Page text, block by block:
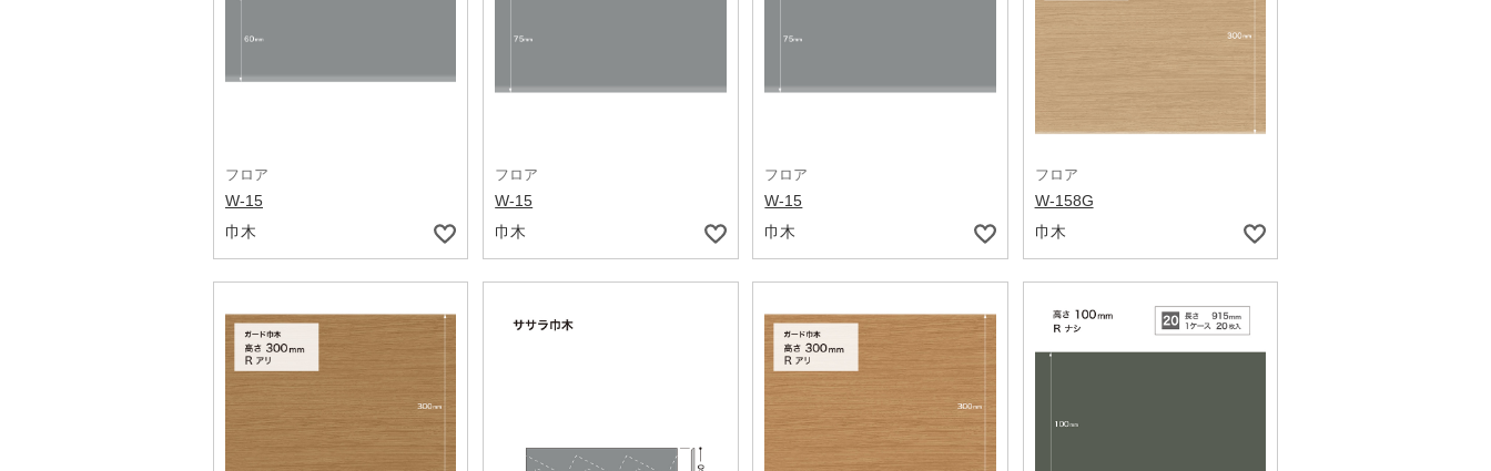
フロア
W-15
巾木
フロア
W-15
巾木
フロア
W-15
巾木
フロア
W-158G
巾木